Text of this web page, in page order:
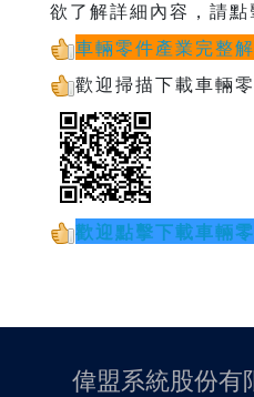
欲了解詳細內容，請
車輛零件產業完整
歡迎掃描下載車輛
歡迎點擊下載車輛
偉盟系統股份有